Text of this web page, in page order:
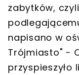
zabytków,
napisano w
Trójmiasto" -
przyspieszyło